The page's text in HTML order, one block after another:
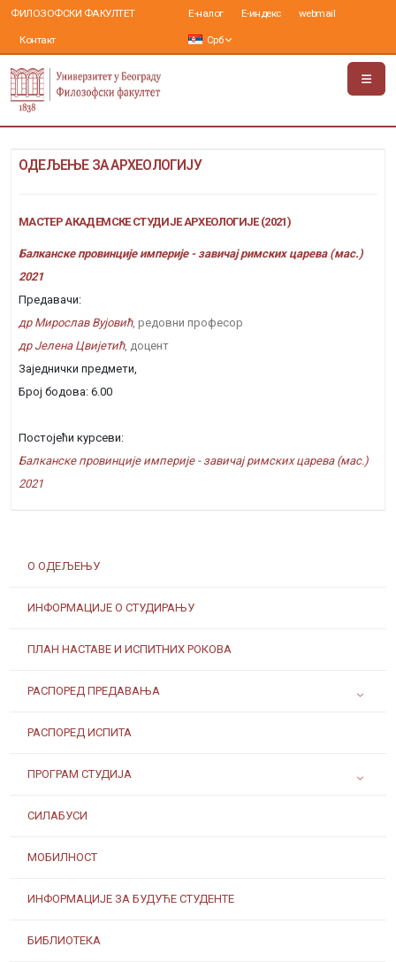
ФИЛОЗОФСКИ ФАКУЛТЕТ
Контакт
Е-налог Е-индекс webmail
Срб
О ОДЕЉЕЊУ
ИНФОРМАЦИЈЕ О СТУДИРАЊУ
ПЛАН НАСТАВЕ И ИСПИТНИХ РОКОВА
РАСПОРЕД ПРЕДАВАЊА
РАСПОРЕД ИСПИТА
ПРОГРАМ СТУДИЈА
СИЛАБУСИ
МОБИЛНОСТ
ИНФОРМАЦИЈЕ ЗА БУДУЋЕ СТУДЕНТЕ
БИБЛИОТЕКА
ОДЕЉЕЊЕ ЗА АРХЕОЛОГИЈУ
МАСТЕР АКАДЕМСКЕ СТУДИЈЕ АРХЕОЛОГИЈЕ (2021)
Балканске провинције империје - завичај римских царева (мас.)
2021
Предавачи:
др Мирослав Вујовић, редовни професор
др Јелена Цвијетић, доцент
Заједнички предмети,
Број бодова: 6.00
Постојећи курсеви:
Балканске провинције империје - завичај римских царева (мас.)
2021